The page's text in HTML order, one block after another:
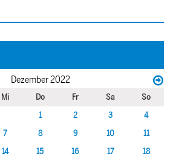
Dezember 2022
Mi Do Fr Sa
So
1
2 3
4
7 8 9 10
11
14 15 16 17
18